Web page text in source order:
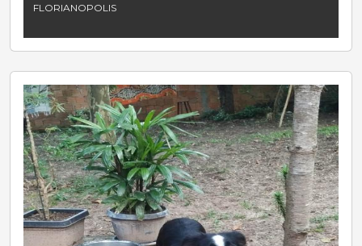
FLORIANOPOLIS